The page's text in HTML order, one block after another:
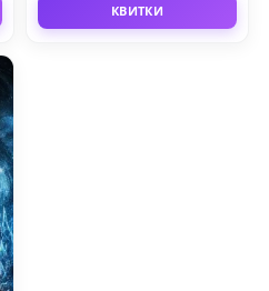
КВИТКИ